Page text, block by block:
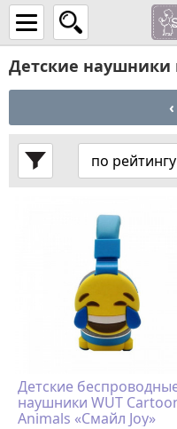
Детские наушники
Детские
наушники WUT
Animals «Смайл Joy»